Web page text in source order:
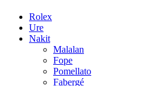
Rolex
Ure
Nakit
Malalan
Fope
Pomellato
Fabergé